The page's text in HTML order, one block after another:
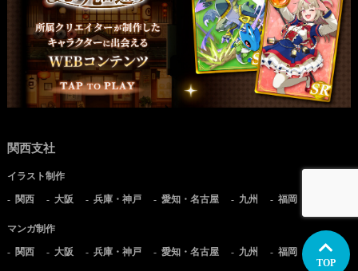
TOP
関西支社
イラスト制作
関西 大阪 兵庫・神戸 愛知・名古屋 九州 福岡
マンガ制作
関西 大阪 兵庫・神戸 愛知・名古屋 九州 福岡